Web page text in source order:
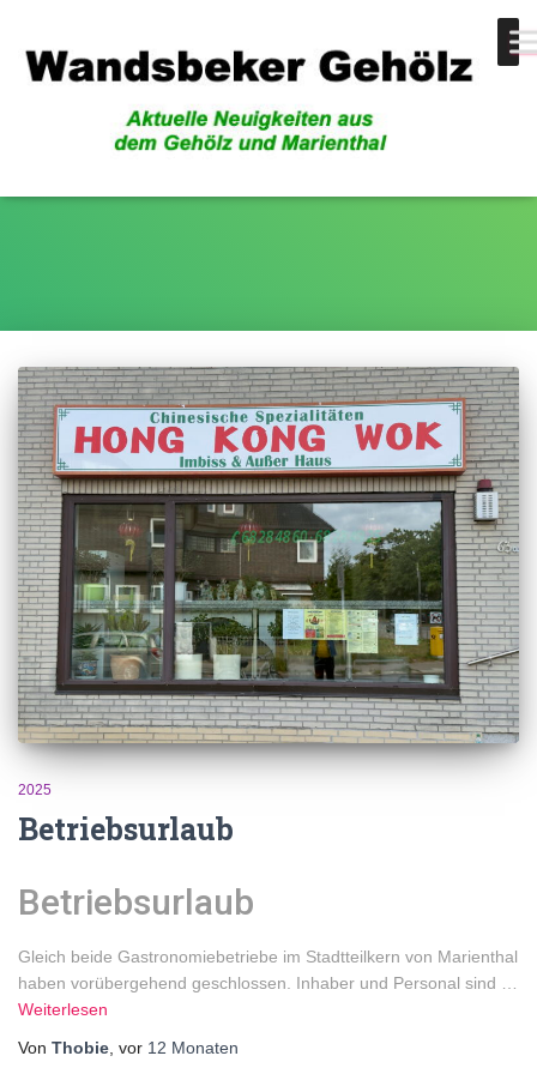
2025
Betriebsurlaub
Betriebsurlaub
Gleich beide Gastronomiebetriebe im Stadtteilkern von Marienthal
haben vorübergehend geschlossen. Inhaber und Personal sind …
Weiterlesen
Von Thobie , vor 12 Monaten